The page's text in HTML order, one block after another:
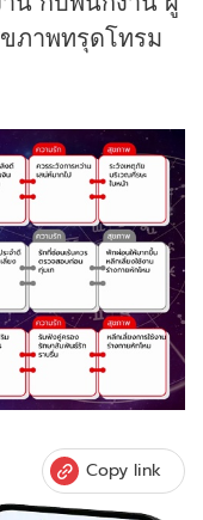
ภาพทรุดโทรม
Copy link